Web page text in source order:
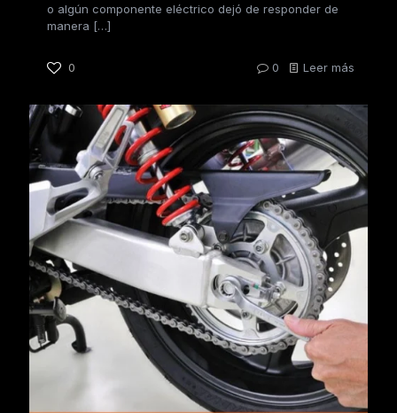
o algún componente eléctrico dejó de responder de
manera […]
0 0 Leer más